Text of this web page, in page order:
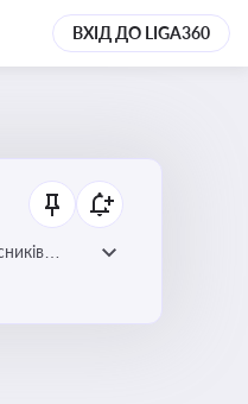
ВХІД ДО LIGA360